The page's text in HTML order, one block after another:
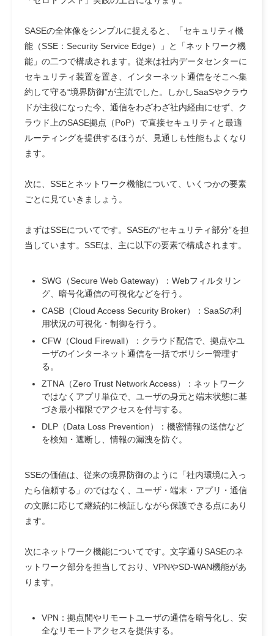
SASEの全体像をシンプルに捉えると、「セキュリティ機
能（SSE：Security Service Edge）」と「ネットワーク機
能」の二つで構成されます。従来は社内データセンターに
セキュリティ装置を置き、インターネット通信をそこへ集
約して守る“境界防御”が主流でした。しかしSaaSやクラウ
ドが主役になった今、通信をわざわざ社内経由にせず、ク
ラウド上のSASE拠点（PoP）で直接セキュリティと最適
ルーティングを提供するほうが、見通しも性能もよくなり
ます。
次に、SSEとネットワーク機能について、いくつかの要素
ごとに見ていきましょう。
まずはSSEについてです。SASEの“セキュリティ部分”を担
当しています。SSEは、主に以下の要素で構成されます。
SWG（Secure Web Gateway）：Webフィルタリン
グ、暗号化通信の可視化などを行う。
CASB（Cloud Access Security Broker）：SaaSの利
用状況の可視化・制御を行う。
CFW（Cloud Firewall）：クラウド配信で、拠点やユ
ーザのインターネット通信を一括でポリシー管理す
る。
ZTNA（Zero Trust Network Access）：ネットワーク
ではなくアプリ単位で、ユーザの身元と端末状態に基
づき最小権限でアクセスを付与する。
DLP（Data Loss Prevention）：機密情報の送信など
を検知・遮断し、情報の漏洩を防ぐ。
SSEの価値は、従来の境界防御のように「社内環境に入っ
たら信頼する」のではなく、ユーザ・端末・アプリ・通信
の文脈に応じて継続的に検証しながら保護できる点にあり
ます。
次にネットワーク機能についてです。文字通りSASEのネ
ットワーク部分を担当しており、VPNやSD-WAN機能があ
ります。
VPN：拠点間やリモートユーザの通信を暗号化し、安
全なリモートアクセスを提供する。